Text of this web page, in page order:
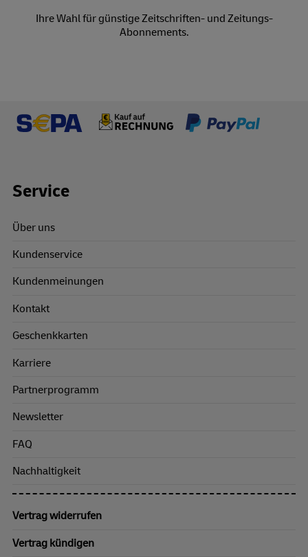
Ihre Wahl für günstige Zeitschriften- und Zeitungs-
Abonnements.
Footer Links
Service
Über uns
Kundenservice
Kundenmeinungen
Kontakt
Geschenkkarten
Karriere
Partnerprogramm
Newsletter
FAQ
Nachhaltigkeit
Vertrag widerrufen
Vertrag kündigen